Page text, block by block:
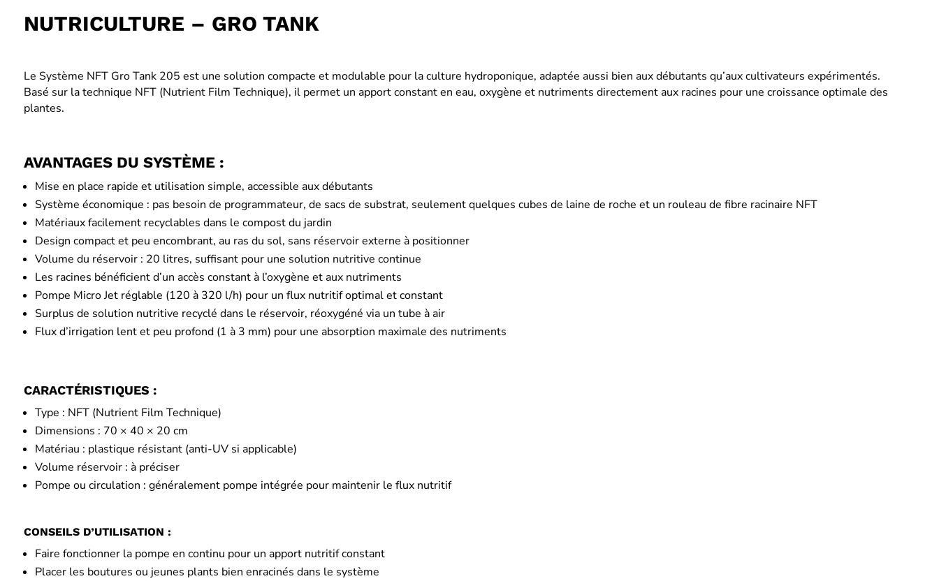
NUTRICULTURE – GRO TANK
Le Système NFT Gro Tank 205 est une solution compacte et modulable pour la culture hydroponique, adaptée aussi bien aux débutants qu’aux cultivateurs expérimentés.
Basé sur la technique NFT (Nutrient Film Technique), il permet un apport constant en eau, oxygène et nutriments directement aux racines pour une croissance optimale des
plantes.
AVANTAGES DU SYSTÈME :
Mise en place rapide et utilisation simple, accessible aux débutants
Système économique : pas besoin de programmateur, de sacs de substrat, seulement quelques cubes de laine de roche et un rouleau de fibre racinaire NFT
Matériaux facilement recyclables dans le compost du jardin
Design compact et peu encombrant, au ras du sol, sans réservoir externe à positionner
Volume du réservoir : 20 litres, suffisant pour une solution nutritive continue
Les racines bénéficient d’un accès constant à l’oxygène et aux nutriments
Pompe Micro Jet réglable (120 à 320 l/h) pour un flux nutritif optimal et constant
Surplus de solution nutritive recyclé dans le réservoir, réoxygéné via un tube à air
Flux d’irrigation lent et peu profond (1 à 3 mm) pour une absorption maximale des nutriments
CARACTÉRISTIQUES :
Type : NFT (Nutrient Film Technique)
Dimensions : 70 × 40 × 20 cm
Matériau : plastique résistant (anti-UV si applicable)
Volume réservoir : à préciser
Pompe ou circulation : généralement pompe intégrée pour maintenir le flux nutritif
CONSEILS D’UTILISATION :
Faire fonctionner la pompe en continu pour un apport nutritif constant
Placer les boutures ou jeunes plants bien enracinés dans le système